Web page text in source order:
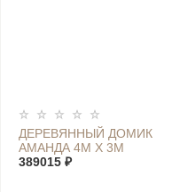
ДЕРЕВЯННЫЙ ДОМИК
АМАНДА 4М Х 3М
389015 ₽